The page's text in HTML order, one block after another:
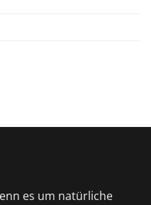
es um natürliche